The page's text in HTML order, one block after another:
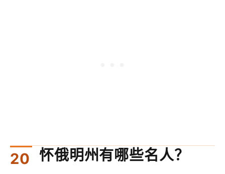
怀俄明州有哪些名人？